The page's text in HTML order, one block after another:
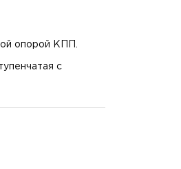
опорой КПП.
с